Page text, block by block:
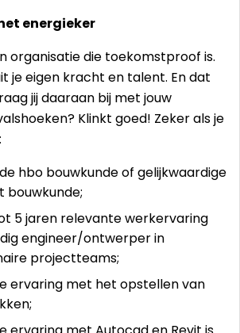
energieker
organisatie die toekomstproof is.
je eigen kracht en talent. En dat
jij daaraan bij met jouw
Klinkt goed! Zeker als je
hbo bouwkunde of gelijkwaardige
bouwkunde;
5 jaren relevante werkervaring
engineer/ontwerper in
projectteams;
ervaring met het opstellen van